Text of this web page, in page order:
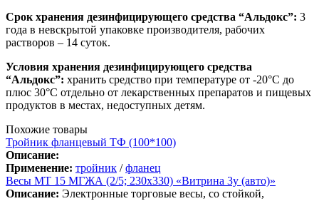
Срок хранения дезинфицирующего средства “Альдокс”: 3
года в невскрытой упаковке производителя, рабочих
растворов – 14 суток.
Условия хранения дезинфицирующего средства
“Альдокс”: хранить средство при температуре от -20°С до
плюс 30°С отдельно от лекарственных препаратов и пищевых
продуктов в местах, недоступных детям.
Похожие товары
Тройник фланцевый ТФ (100*100)
Описание:
Применение: тройник /фланец
Весы МТ 15 МГЖА (2/5; 230х330) «Витрина 3у (авто)»
Описание: Электронные торговые весы, со стойкой,